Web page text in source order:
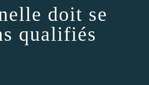
doit se
qualifiés